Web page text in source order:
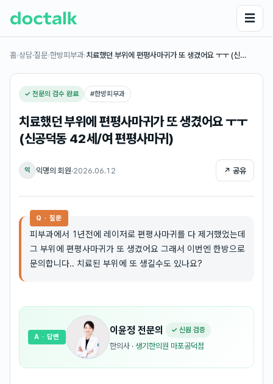
☰
홈›상담·질문›한방피부과›치료했던 부위에 편평사마귀가 또 생겼어요 ㅜㅜ (신…
✓ 전문의 검수 완료 #한방피부과
치료했던 부위에 편평사마귀가 또 생겼어요 ㅜㅜ
(신공덕동 42세/여 편평사마귀)
익 익명의 회원·2026.06.12 ↗ 공유
Q · 질문
피부과에서 1년전에 레이저로 편평사마귀를 다 제거했었는데
그 부위에 편평사마귀가 또 생겼어요 그래서 이번엔 한방으로
문의합니다.. 치료된 부위에 또 생길수도 있나요?
이윤정 전문의 ✓ 신원 검증
한의사 · 생기한의원 마포공덕점
A · 답변